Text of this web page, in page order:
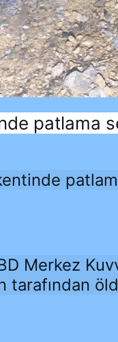
patlama
Merkez
tarafından